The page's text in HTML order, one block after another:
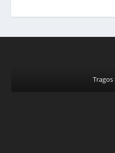
Tragos